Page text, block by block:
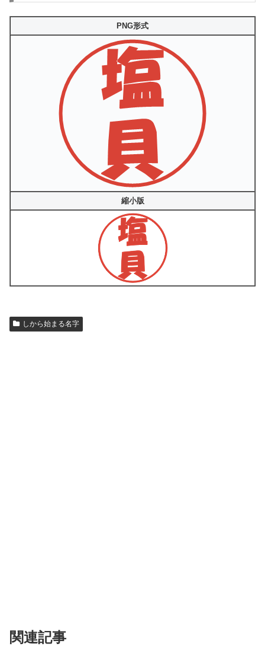
PNG形式
縮小版
しから始まる名字
関連記事